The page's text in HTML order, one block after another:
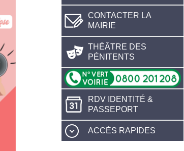
CONTACTER LA
MAIRIE
THÉÂTRE DES
PÉNITENTS
RDV IDENTITÉ &
PASSEPORT
ACCÈS RAPIDES